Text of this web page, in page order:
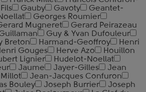
Gauby Gavoty
Geantet-
Georges Roumier
Mugneret
Gerard Peirazeau
Guy & Yvan Dufouleur
Breton Harmand-Geoffroy
Henri
Gouges Herve Azo
Houillon
Lignier
Hudelot-Noellat
Jaume Jayer-Gilles
Jean
Jean-Jacques Confuron
Bouley
Joseph Burrier
Joseph